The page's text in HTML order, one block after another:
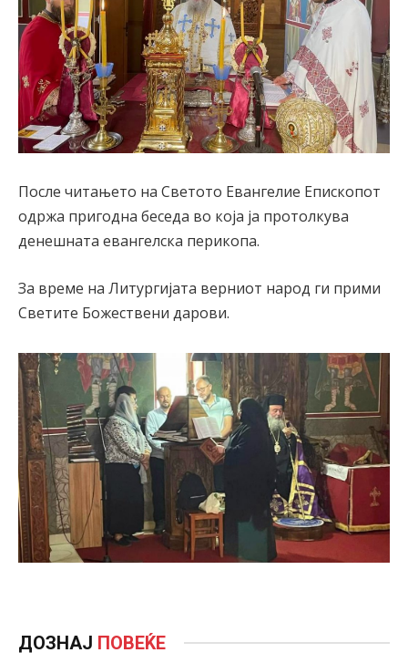
После читањето на Светото Евангелие Епископот
одржа пригодна беседа во која ја протолкува
денешната евангелска перикопа.
За време на Литургијата верниот народ ги прими
Светите Божествени дарови.
ДОЗНАЈ ПОВЕЌЕ